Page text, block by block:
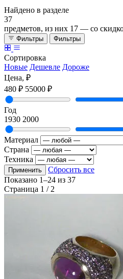
Найдено в разделе
37
предметов, из них 17 — со
Фильтры Фильтры
Сортировка
Новые Дешевле Дороже
Цена, ₽
480 ₽ 55000 ₽
Год
1930 2000
Материал
Страна
Техника
Применить
Сбросить все
Показано 1–24 из 37
Страница 1 / 2